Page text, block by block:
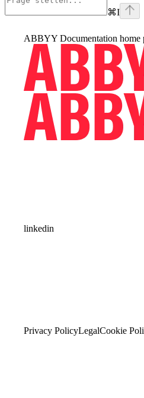
⌘I
ABBYY Documentation home
linkedin
Privacy PolicyLegalCookie